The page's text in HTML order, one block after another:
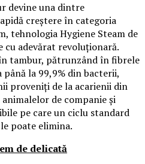
devine una dintre
creștere în categoria
tehnologia Hygiene Steam de
cu adevărat revoluționară.
tambur, pătrunzând în fibrele
la 99,9% din bacterii,
proveniți de la acarienii din
de companie și
pe care un ciclu standard
poate elimina.
de delicată